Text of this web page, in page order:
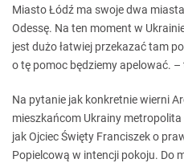
Miasto Łódź ma swoje dwa
Odessę. Na ten moment w
jest dużo łatwiej przekazać tam
o tę pomoc będziemy apelować.
Na pytanie jak konkretnie wierni
mieszkańcom Ukrainy
jak Ojciec Święty Franciszek o
Popielcową w intencji pokoju. Do